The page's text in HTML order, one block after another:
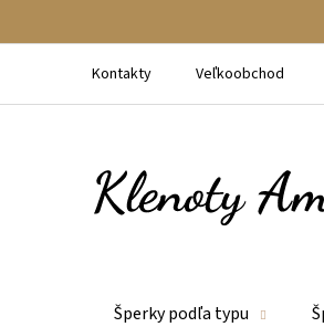
Kontakty Veľkoobchod
Šperky podľa typu